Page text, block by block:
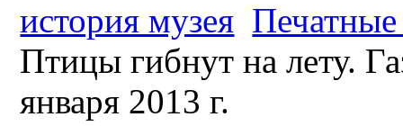
история музея Печатные
Птицы гибнут на лету.
января 2013 г.